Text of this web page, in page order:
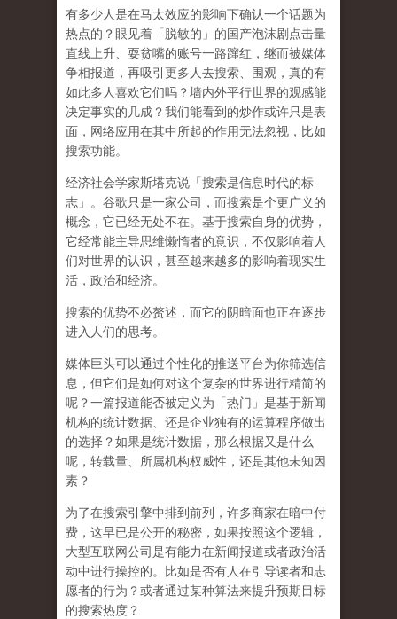
有多少人是在马太效应的影响下确认一个话题为
热点的？眼见着「脱敏的」的国产泡沫剧点击量
直线上升、耍贫嘴的账号一路蹿红，继而被媒体
争相报道，再吸引更多人去搜索、围观，真的有
如此多人喜欢它们吗？墙内外平行世界的观感能
决定事实的几成？我们能看到的炒作或许只是表
面，网络应用在其中所起的作用无法忽视，比如
搜索功能。
经济社会学家斯塔克说「搜索是信息时代的标
志」。谷歌只是一家公司，而搜索是个更广义的
概念，它已经无处不在。基于搜索自身的优势，
它经常能主导思维懒惰者的意识，不仅影响着人
们对世界的认识， 甚至越来越多的影响着现实生
活，政治和经济。
搜索的优势不必赘述，而它的阴暗面也正在逐步
进入人们的思考。
媒体巨头可以通过个性化的推送平台为你筛选信
息，但它们是如何对这个复杂的世界进行精简的
呢？一篇报道能否被定义为「热门」是基于新闻
机构的统计数据、还是企业独有的运算程序做出
的选择？如果是统计数据，那么根据又是什么
呢，转载量、所属机构权威性，还是其他未知因
素？
为了在搜索引擎中排到前列，许多商家在暗中付
费，这早已是公开的秘密，如果按照这个逻辑，
大型互联网公司是有能力在新闻报道或者政治活
动中进行操控的。比如是否有人在引导读者和志
愿者的行为？或者通过某种算法来提升预期目标
的搜索热度？